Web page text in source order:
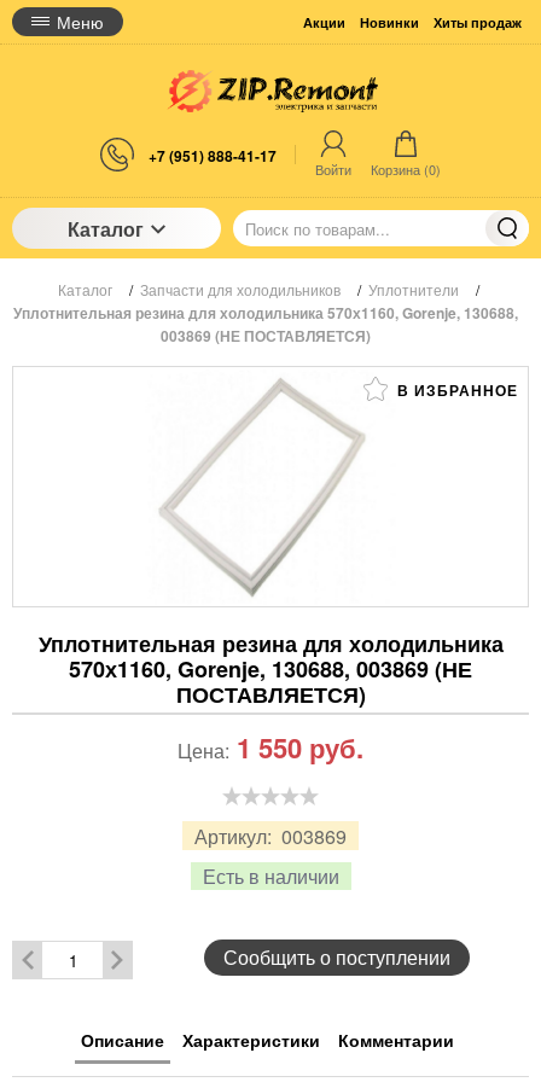
Меню Акции Новинки Хиты продаж
+7 (951) 888-41-17
Войти Корзина (0)
Каталог
Каталог / Запчасти для холодильников / Уплотнители /
Уплотнительная резина для холодильника 570х1160, Gorenje, 130688,
003869 (НЕ ПОСТАВЛЯЕТСЯ)
В ИЗБРАННОЕ
Уплотнительная резина для холодильника
570х1160, Gorenje, 130688, 003869 (НЕ
ПОСТАВЛЯЕТСЯ)
Артикул: 003869
Есть в наличии
Цена: 1 550 руб.
Сообщить о поступлении
Описание Характеристики Комментарии